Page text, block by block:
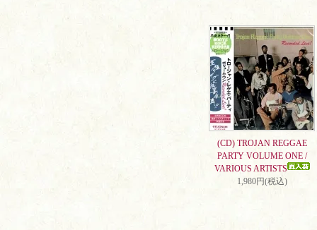
(CD) TROJAN REGGAE
PARTY VOLUME ONE /
VARIOUS ARTISTS
1,980円(税込)